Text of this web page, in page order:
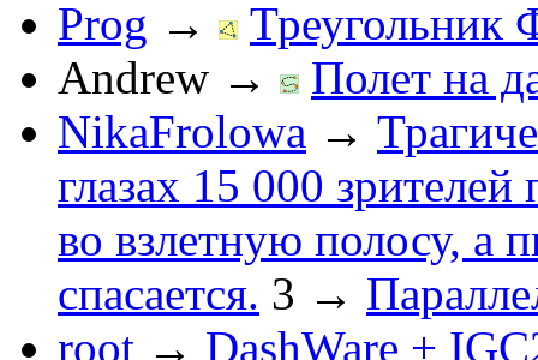
Prog →
Andrew →
Полет на
NikaFrolowa →
глазах 15 000
во взлетную полосу, а
спасается. 3 →
root → DashWare +